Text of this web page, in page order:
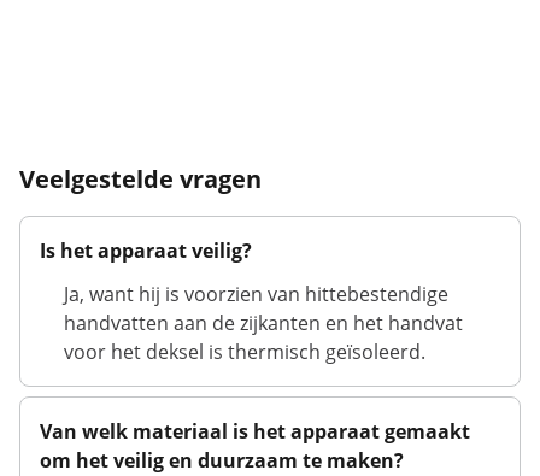
Veelgestelde vragen
Is het apparaat veilig?
Ja, want hij is voorzien van hittebestendige
handvatten aan de zijkanten en het handvat
voor het deksel is thermisch geïsoleerd.
Van welk materiaal is het apparaat gemaakt
om het veilig en duurzaam te maken?